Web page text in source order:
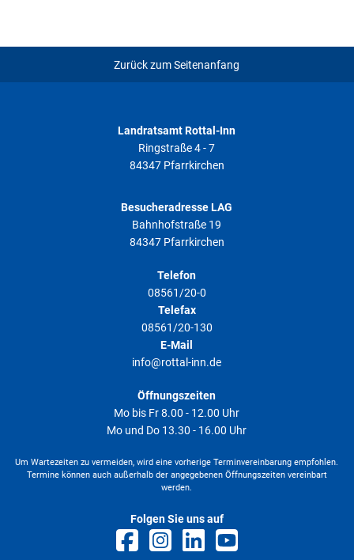
Zurück zum Seitenanfang
Landratsamt Rottal-Inn
Ringstraße 4 - 7
84347 Pfarrkirchen
Besucheradresse LAG
Bahnhofstraße 19
84347 Pfarrkirchen
Telefon
08561/20-0
Telefax
08561/20-130
E-Mail
info@rottal-inn.de
Öffnungszeiten
Mo bis Fr 8.00 - 12.00 Uhr
Mo und Do 13.30 - 16.00 Uhr
Um Wartezeiten zu vermeiden, wird eine vorherige Terminvereinbarung empfohlen.
Termine können auch außerhalb der angegebenen Öffnungszeiten vereinbart
werden.
Folgen Sie uns auf